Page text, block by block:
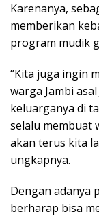
Karenanya,
memberikan
program mudik
“Kita juga ingin
warga Jambi
keluarganya di
selalu membuat
akan terus kita
ungkapnya.
Dengan adanya
berharap bisa